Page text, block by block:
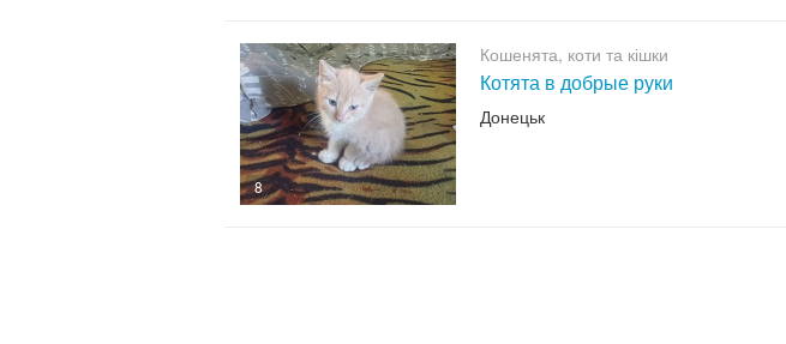
8
Кошенята, коти та кішки
Котята в добрые руки
Донецьк